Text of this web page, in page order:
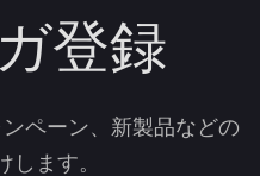
登録
ペーン、新製品などの
します。